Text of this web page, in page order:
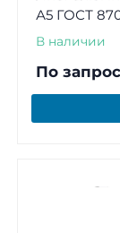
А5 ГОСТ
В наличии
По